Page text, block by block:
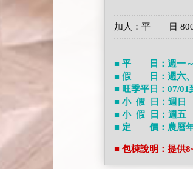
加人：平 日
■ 平 日：週一～
■ 假 日：週六、
■ 旺季平日：07/01
■ 小 假 日：週日
■ 小 假 日：週五
■ 定 價：農曆
■ 包棟說明：提供